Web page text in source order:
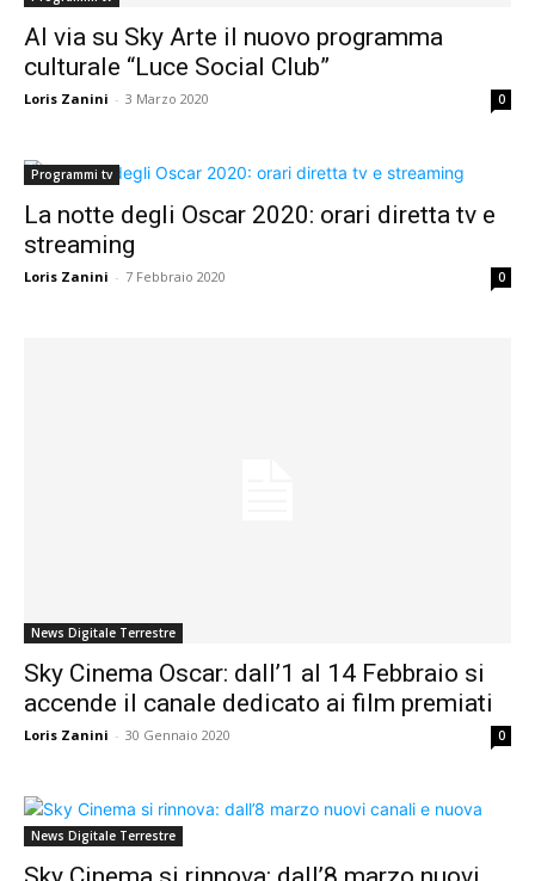
Al via su Sky Arte il nuovo programma
culturale “Luce Social Club”
Loris Zanini - 3 Marzo 2020 0
Programmi tv
La notte degli Oscar 2020: orari diretta tv e
streaming
Loris Zanini - 7 Febbraio 2020 0
News Digitale Terrestre
Sky Cinema Oscar: dall’1 al 14 Febbraio si
accende il canale dedicato ai film premiati
Loris Zanini - 30 Gennaio 2020 0
News Digitale Terrestre